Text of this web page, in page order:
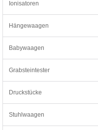
Ionisatoren
Hängewaagen
Babywaagen
Grabsteintester
Druckstücke
Stuhlwaagen